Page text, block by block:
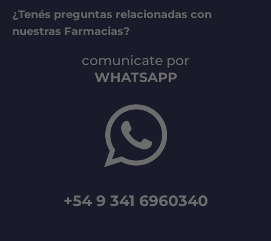
¿Tenés preguntas relacionadas con
nuestras Farmacias?
comunicate por
WHATSAPP
+54 9 341 6960340